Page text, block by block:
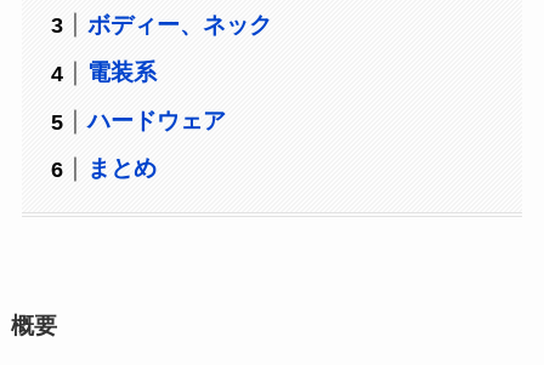
ボディー、ネック
電装系
ハードウェア
まとめ
概要